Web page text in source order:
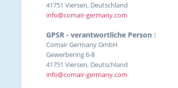
41751 Viersen, Deutschland
info@comair-germany.com
GPSR - verantwortliche Person :
Comair Germany GmbH
Gewerbering 6-8
41751 Viersen, Deutschland
info@comair-germany.com